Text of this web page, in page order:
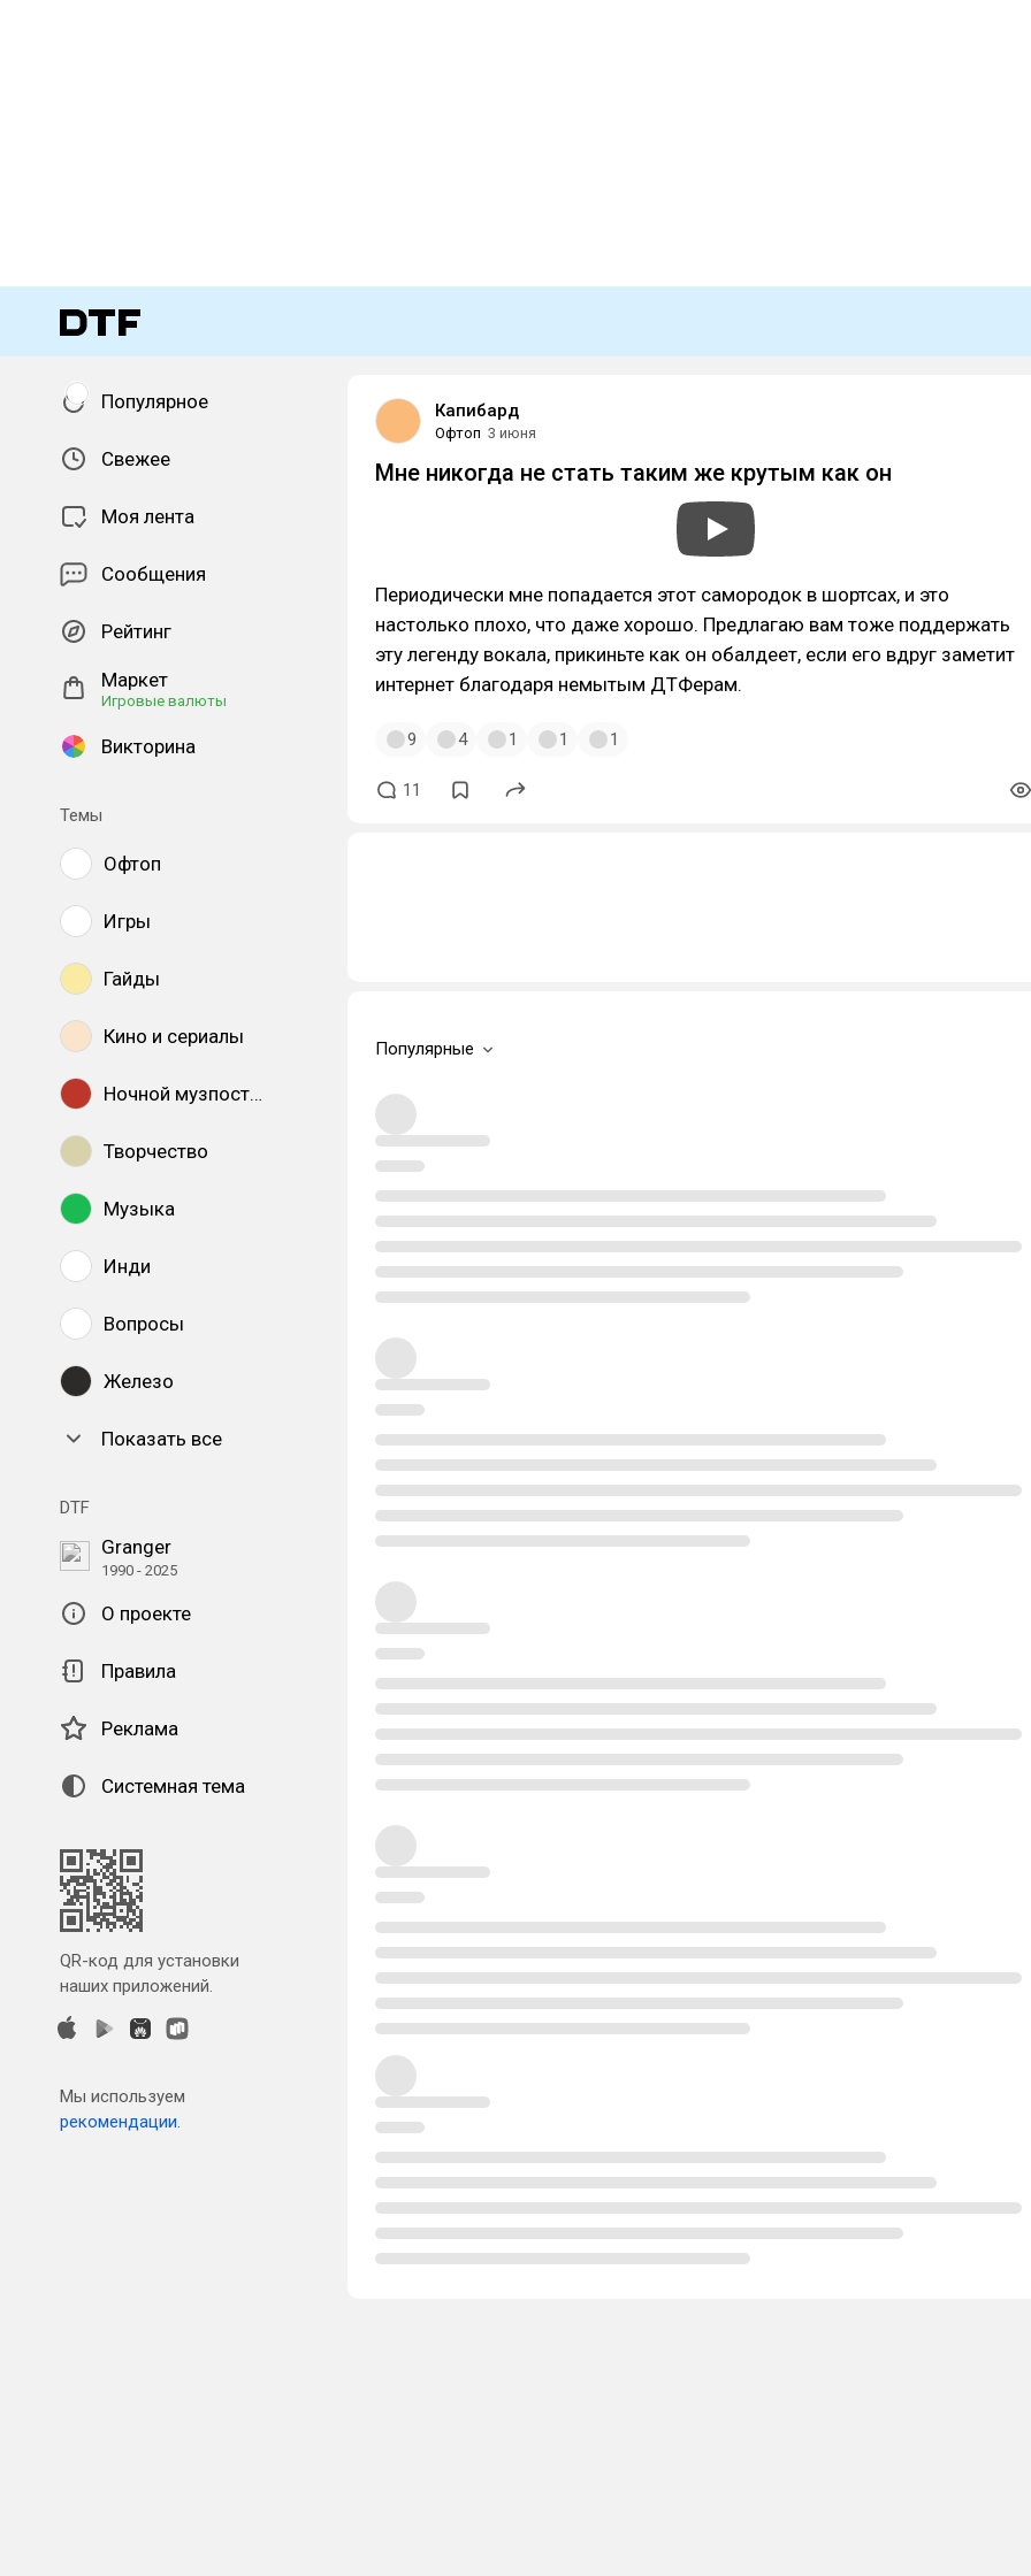
Популярное
Свежее
Моя лента
Сообщения
Рейтинг
Маркет
Игровые валюты
Викторина
Темы
Офтоп
Игры
Гайды
Кино и сериалы
Ночной музпостинг
Творчество
Музыка
Инди
Вопросы
Железо
Показать все
DTF
Granger
1990 - 2025
О проекте
Правила
Реклама
Системная тема
QR-код для установки
наших приложений.
Мы используем
рекомендации.
Капибард
Офтоп 3 июня
Мне никогда не стать таким же крутым как он
Периодически мне попадается этот самородок в шортсах, и это
настолько плохо, что даже хорошо. Предлагаю вам тоже поддержать
эту легенду вокала, прикиньте как он обалдеет, если его вдруг заметит
интернет благодаря немытым ДТФерам.
9 4 1 1 1
11
Популярные